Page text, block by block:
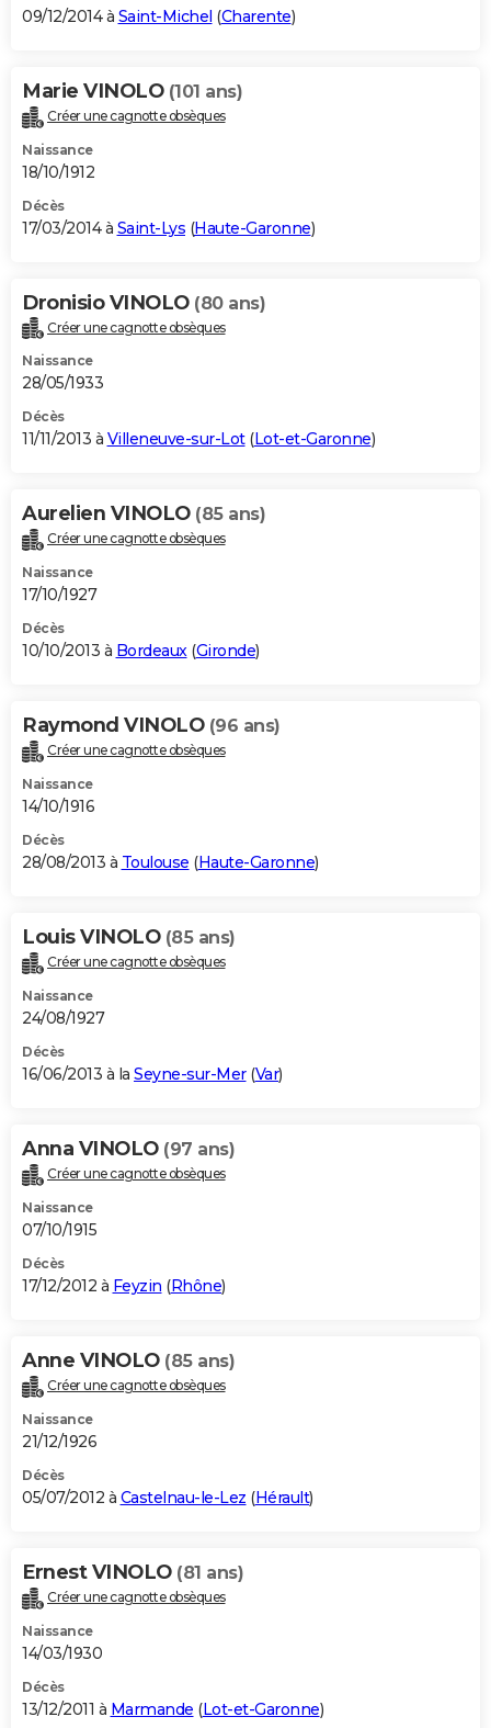
09/12/2014 à Saint-Michel (Charente)
Marie VINOLO (101 ans)
Créer une cagnotte obsèques
Naissance
18/10/1912
Décès
17/03/2014 à Saint-Lys (Haute-Garonne)
Dronisio VINOLO (80 ans)
Créer une cagnotte obsèques
Naissance
28/05/1933
Décès
11/11/2013 à Villeneuve-sur-Lot(Lot-et-Garonne)
Aurelien VINOLO (85 ans)
Créer une cagnotte obsèques
Naissance
17/10/1927
Décès
10/10/2013 à Bordeaux(Gironde)
Raymond VINOLO (96 ans)
Créer une cagnotte obsèques
Naissance
14/10/1916
Décès
28/08/2013 à Toulouse (Haute-Garonne)
Louis VINOLO (85 ans)
Créer une cagnotte obsèques
Naissance
24/08/1927
Décès
16/06/2013 à la Seyne-sur-Mer(Var)
Anna VINOLO (97 ans)
Créer une cagnotte obsèques
Naissance
07/10/1915
Décès
17/12/2012 à Feyzin (Rhône)
Anne VINOLO (85 ans)
Créer une cagnotte obsèques
Naissance
21/12/1926
Décès
05/07/2012 à Castelnau-le-Lez (Hérault)
Ernest VINOLO (81 ans)
Créer une cagnotte obsèques
Naissance
14/03/1930
Décès
13/12/2011 à Marmande (Lot-et-Garonne)